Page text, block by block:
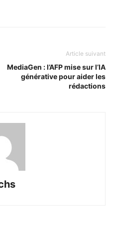
Article suivant
MediaGen : l’AFP mise sur l’IA
générative pour aider les
rédactions